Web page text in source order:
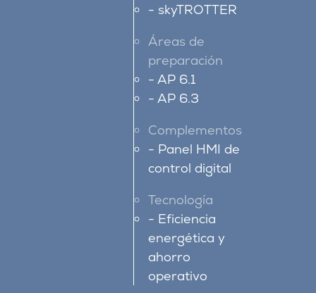
skyTROTTER
Áreas de
preparación
AP 6.1
AP 6.3
Complementos
Panel HMI de
control digital
Tecnología
Eficiencia
energética y
ahorro
operativo